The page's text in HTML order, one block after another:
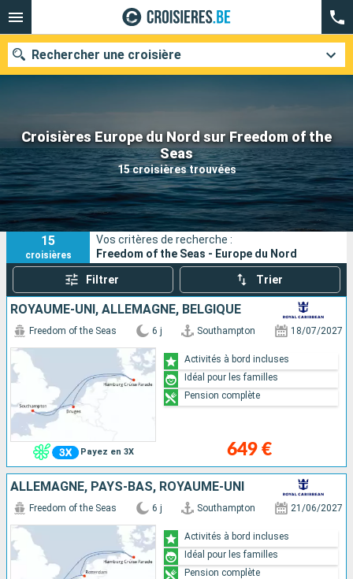
Croisières Europe du Nord sur Freedom of the
Seas
15 croisières trouvées
Rechercher une croisière
Nos destinations
Mois de départ
Ports Compagnies
Rechercher
15
croisières
Vos critères de recherche :
Freedom of the Seas - Europe du Nord
Filtrer Trier
ROYAUME-UNI, ALLEMAGNE, BELGIQUE
Payez en 3X
Freedom of the Seas 6 j Southampton 18/07/2027
649 €
Activités à bord incluses
Idéal pour les familles
Pension complète
ALLEMAGNE, PAYS-BAS, ROYAUME-UNI
Freedom of the Seas 6 j Southampton 21/06/2027
Activités à bord incluses
Idéal pour les familles
Pension complète